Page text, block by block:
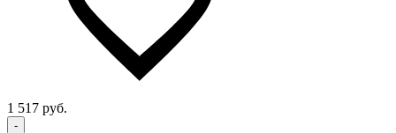
1 517 руб.
-